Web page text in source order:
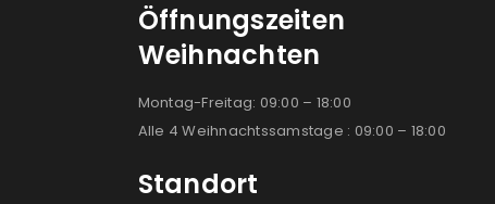
Öffnungszeiten
Weihnachten
Montag-Freitag: 09:00 – 18:00
Alle 4 Weihnachtssamstage : 09:00 – 18:00
Standort